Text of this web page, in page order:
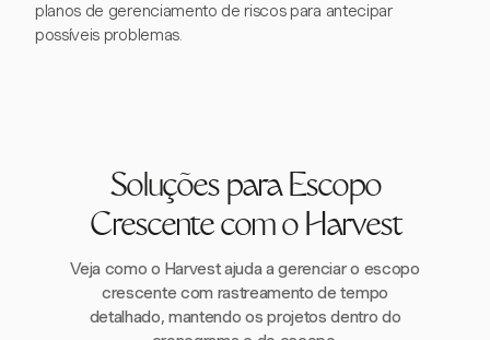
planos de gerenciamento de riscos para antecipar
possíveis problemas.
Soluções para Escopo
Crescente com o Harvest
Veja como o Harvest ajuda a gerenciar o escopo
crescente com rastreamento de tempo
detalhado, mantendo os projetos dentro do